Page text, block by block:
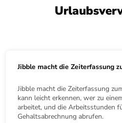
Jibble macht die Zeiterfassung
Jibble macht die Zeiterfassung
kann leicht erkennen, wer zu
arbeitet, und die Arbeitsstunden
Gehaltsabrechnung abrufen.